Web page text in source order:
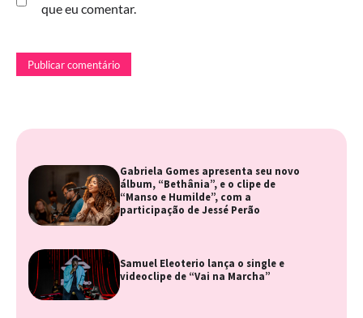
que eu comentar.
Gabriela Gomes apresenta seu novo
álbum, “Bethânia”, e o clipe de
“Manso e Humilde”, com a
participação de Jessé Perão
Samuel Eleoterio lança o single e
videoclipe de “Vai na Marcha”